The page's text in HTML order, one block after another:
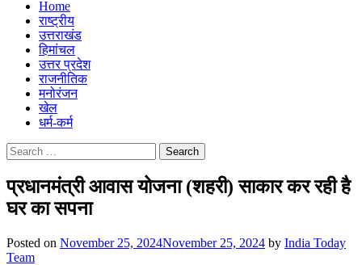
Home
राष्ट्रीय
उत्तराखंड
हिमांचल
उत्तर प्रदेश
राजनीतिक
मनोरंजन
खेल
धर्म-कर्म
Search
for:
प्रधानमंत्री आवास योजना (शहरी) साकार कर रही है
घर का सपना
Posted on November 25, 2024November 25, 2024 by India Today
Team